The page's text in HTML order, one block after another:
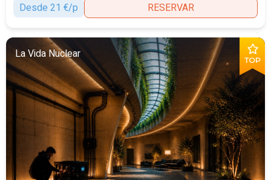
Desde 21 €/p
RESERVAR
TOP
La Vida Nuclear